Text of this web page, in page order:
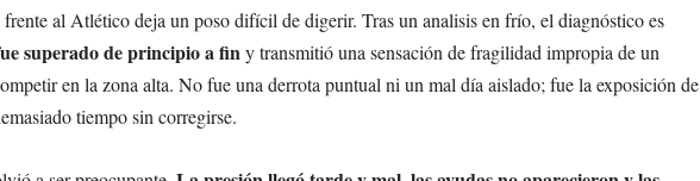
al Atlético deja un poso difícil de digerir. Tras un analisis en frío, el diagnóstico es
superado de principio a finy transmitió una sensación de fragilidad impropia de un
en la zona alta. No fue una derrota puntual ni un mal día aislado; fue la exposición de
tiempo sin corregirse.